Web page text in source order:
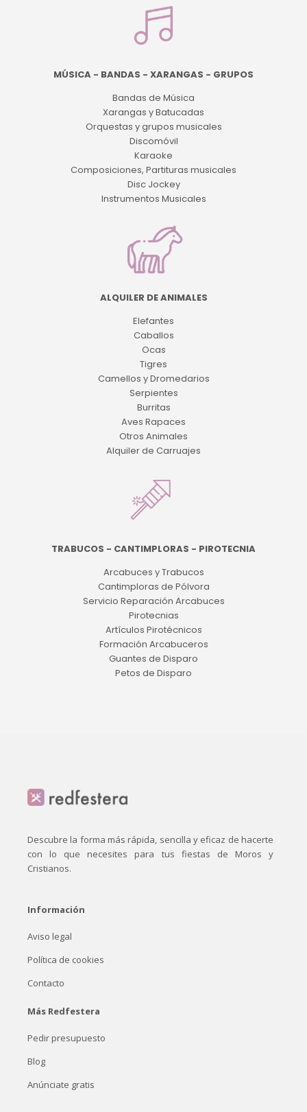
MÚSICA - BANDAS - XARANGAS - GRUPOS
Bandas de Música
Xarangas y Batucadas
Orquestas y grupos musicales
Discomóvil
Karaoke
Composiciones, Partituras musicales
Disc Jockey
Instrumentos Musicales
ALQUILER DE ANIMALES
Elefantes
Caballos
Ocas
Tigres
Camellos y Dromedarios
Serpientes
Burritas
Aves Rapaces
Otros Animales
Alquiler de Carruajes
TRABUCOS - CANTIMPLORAS - PIROTECNIA
Arcabuces y Trabucos
Cantimploras de Pólvora
Servicio Reparación Arcabuces
Pirotecnias
Artículos Pirotécnicos
Formación Arcabuceros
Guantes de Disparo
Petos de Disparo
Descubre la forma más rápida, sencilla y eficaz de hacerte
con lo que necesites para tus fiestas de Moros y
Cristianos.
Información
Aviso legal
Política de cookies
Contacto
Más Redfestera
Pedir presupuesto
Blog
Anúnciate gratis